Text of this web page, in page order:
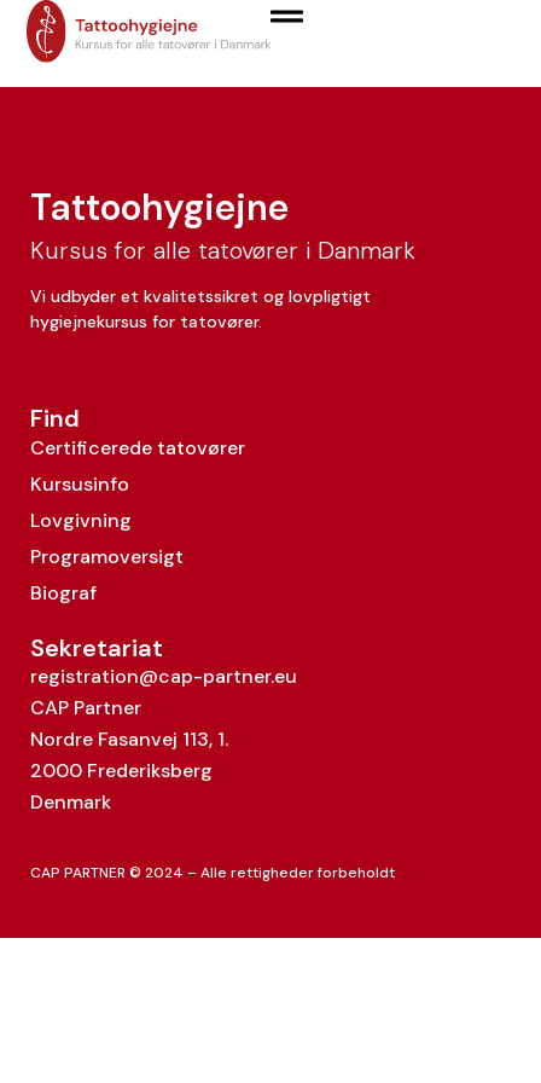
Line Mechlenburg
Tattoohygiejne
Kursus for alle tatovører i Danmark
Vi udbyder et kvalitetssikret og lovpligtigt
hygiejnekursus for tatovører.
Find
Certificerede tatovører
Kursusinfo
Lovgivning
Programoversigt
Biograf
Sekretariat
registration@cap-partner.eu
CAP Partner
Nordre Fasanvej 113, 1.
2000 Frederiksberg
Denmark
CAP PARTNER © 2024 – Alle rettigheder forbeholdt